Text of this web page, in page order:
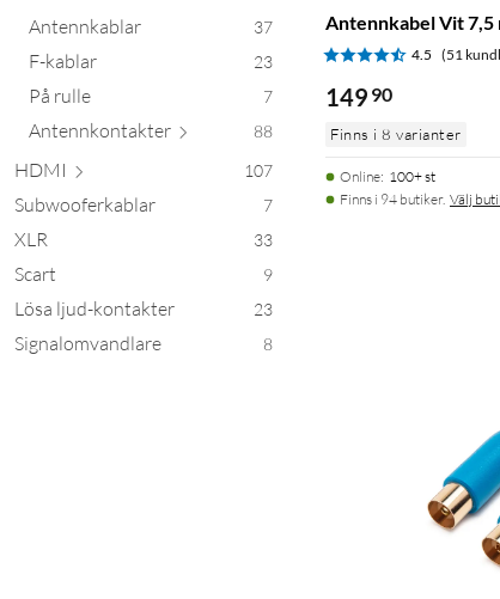
Antennkablar 37
F-kablar 23
På rulle 7
Antennkontakter 88
HDMI 107
Subwooferkablar 7
XLR 33
Scart 9
Lösa ljud-kontakter 23
Signalomvandlare 8
Antennkabel Vit 7,5
4.5 (51
149 90
Finns i 8 varianter
Online: 100+ st
Finns i 94 butiker. Välj